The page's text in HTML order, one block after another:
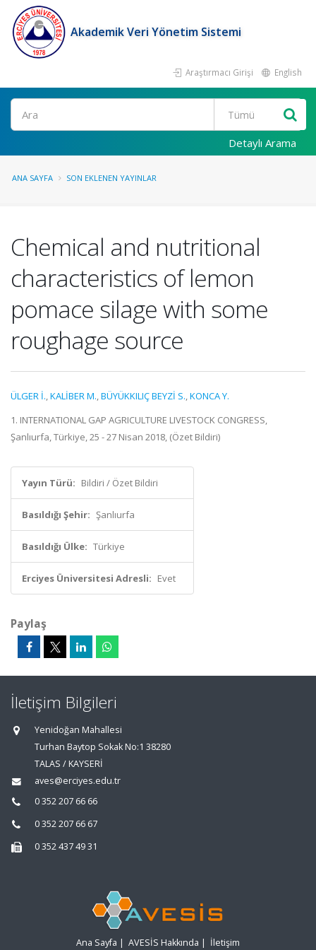
Akademik Veri Yönetim Sistemi
Araştırmacı Girişi English
Ara
Detaylı Arama
ANA SAYFA SON EKLENEN YAYINLAR
Chemical and nutritional
characteristics of lemon
pomace silage with some
roughage source
ÜLGER İ.,KALİBER M.,BÜYÜKKILIÇ BEYZİ S.,KONCA Y.
1. INTERNATIONAL GAP AGRICULTURE LIVESTOCK CONGRESS,
Şanlıurfa, Türkiye, 25 - 27 Nisan 2018, (Özet Bildiri)
Yayın Türü: Bildiri / Özet Bildiri
Basıldığı Şehir: Şanlıurfa
Basıldığı Ülke: Türkiye
Erciyes Üniversitesi Adresli: Evet
Paylaş
İletişim Bilgileri
Yenidoğan Mahallesi
Turhan Baytop Sokak No:1 38280
TALAS / KAYSERİ
aves@erciyes.edu.tr
0 352 207 66 66
0 352 207 66 67
0 352 437 49 31
Ana Sayfa | AVESİS Hakkında | İletişim